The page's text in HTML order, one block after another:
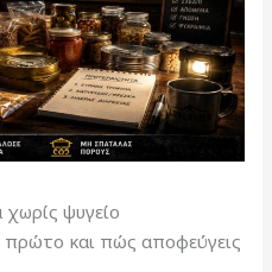
χωρίς ψυγείο
πρώτο και πώς αποφεύγεις